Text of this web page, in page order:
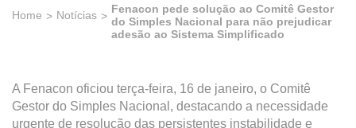
Home Notícias
Fenacon pede solução ao Comitê Gestor
do Simples Nacional para não prejudicar
adesão ao Sistema Simplificado
A Fenacon oficiou terça-feira, 16 de janeiro, o Comitê
Gestor do Simples Nacional, destacando a necessidade
urgente de resolução das persistentes instabilidade e